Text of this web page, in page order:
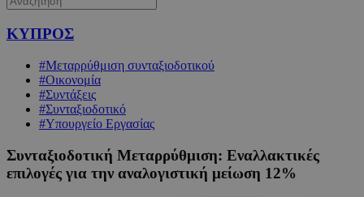
ΚΥΠΡΟΣ
#Μεταρρύθμιση συνταξιοδοτικού
#Οικονομία
#Συντάξεις
#Συνταξιοδοτικό
#Υπουργείο Εργασίας
Συνταξιοδοτική Μεταρρύθμιση: Εναλλακτικές
επιλογές για την αναλογιστική μείωση 12%